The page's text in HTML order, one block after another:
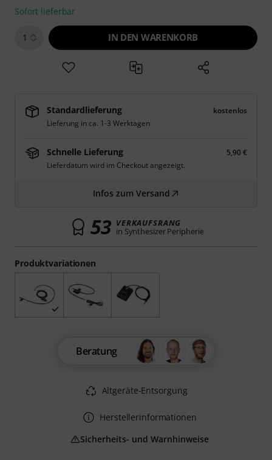
Produktvariationen
Sofort lieferbar
1 IN DEN WARENKORB
Standardlieferung
kostenlos
Lieferung in ca. 1-3 Werktagen
Schnelle Lieferung
5,90 €
Lieferdatum wird im Checkout angezeigt.
Infos zum Versand
53 VERKAUFSRANG
in Synthesizer Peripherie
Beratung
Altgeräte-Entsorgung
Herstellerinformationen
Sicherheits- und Warnhinweise